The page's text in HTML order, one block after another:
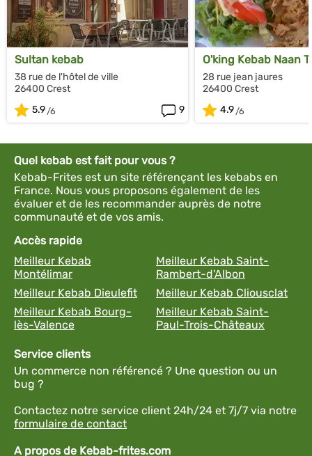
Sultan kebab
38 rue de l'hôtel de ville
26400 Crest
5.9
9
O'king Kebab Naan
28 rue jean jaures
26400 Crest
4.9
Quel kebab est fait pour vous ?
Kebab-Frites est un site référençant les kebabs en
France. Nous vous proposons également de les
évaluer et de les recommander auprès de notre
communauté et de vos amis.
Accès rapide
Meilleur Kebab
Montélimar
Meilleur Kebab Saint-
Rambert-d'Albon
Meilleur Kebab Dieulefit
Meilleur Kebab Cliousclat
Meilleur Kebab Bourg-
lès-Valence
Meilleur Kebab Saint-
Paul-Trois-Châteaux
Service clients
Un commerce non référencé ? Une question ou un
bug ?
Contactez notre service client 24h/24 et 7j/7 via notre
formulaire de contact
A propos de Kebab-frites.com